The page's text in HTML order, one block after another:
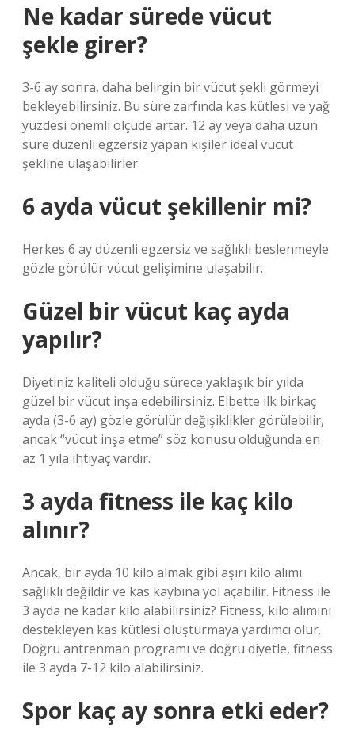
Ne kadar sürede vücut
şekle girer?
3-6 ay sonra, daha belirgin bir vücut şekli görmeyi
bekleyebilirsiniz. Bu süre zarfında kas kütlesi ve yağ
yüzdesi önemli ölçüde artar. 12 ay veya daha uzun
süre düzenli egzersiz yapan kişiler ideal vücut
şekline ulaşabilirler.
6 ayda vücut şekillenir mi?
Herkes 6 ay düzenli egzersiz ve sağlıklı beslenmeyle
gözle görülür vücut gelişimine ulaşabilir.
Güzel bir vücut kaç ayda
yapılır?
Diyetiniz kaliteli olduğu sürece yaklaşık bir yılda
güzel bir vücut inşa edebilirsiniz. Elbette ilk birkaç
ayda (3-6 ay) gözle görülür değişiklikler görülebilir,
ancak “vücut inşa etme” söz konusu olduğunda en
az 1 yıla ihtiyaç vardır.
3 ayda fitness ile kaç kilo
alınır?
Ancak, bir ayda 10 kilo almak gibi aşırı kilo alımı
sağlıklı değildir ve kas kaybına yol açabilir. Fitness ile
3 ayda ne kadar kilo alabilirsiniz? Fitness, kilo alımını
destekleyen kas kütlesi oluşturmaya yardımcı olur.
Doğru antrenman programı ve doğru diyetle, fitness
ile 3 ayda 7-12 kilo alabilirsiniz.
Spor kaç ay sonra etki eder?